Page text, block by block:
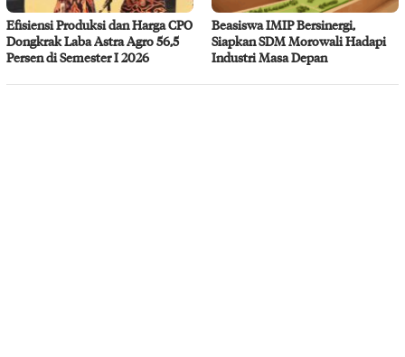
Efisiensi Produksi dan Harga CPO
Dongkrak Laba Astra Agro 56,5
Persen di Semester I 2026
Beasiswa IMIP Bersinergi,
Siapkan SDM Morowali Hadapi
Industri Masa Depan